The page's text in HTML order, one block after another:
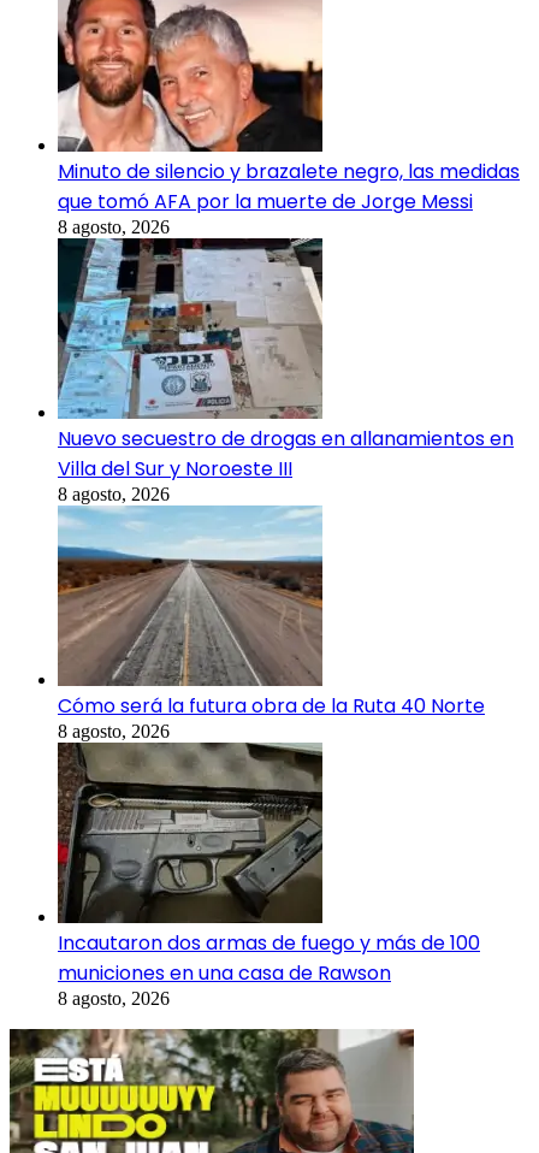
Minuto de silencio y brazalete negro, las medidas
que tomó AFA por la muerte de Jorge Messi
8 agosto, 2026
Nuevo secuestro de drogas en allanamientos en
Villa del Sur y Noroeste III
8 agosto, 2026
Cómo será la futura obra de la Ruta 40 Norte
8 agosto, 2026
Incautaron dos armas de fuego y más de 100
municiones en una casa de Rawson
8 agosto, 2026